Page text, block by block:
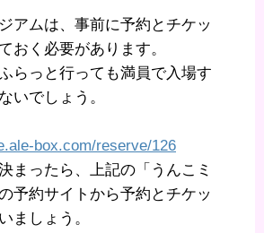
アムは、事前に予約とチケッ
おく必要があります。
らっと行っても満員で入場す
いでしょう。
box.com/reserve/126
まったら、上記の「うんこミ
予約サイトから予約とチケッ
ましょう。